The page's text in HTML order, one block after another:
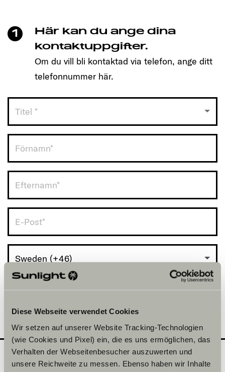
Diese Webseite verwendet Cookies
Wir setzen auf unserer Website Tracking-Technologien
(wie Cookies und Pixel) ein, die es uns ermöglichen, das
Verhalten der Webseitenbesucher auszuwerten und
unsere Reichweite zu messen. Ebenso haben wir Inhalte
Så enkelt är det:
1. Ange data
2. Välj återförsäljare & skicka
dig!
1
Här kan du ange dina
kontaktuppgifter.
Om du vill bli kontaktad via telefon, ange ditt
telefonnummer här.
Titel *
Sweden (+46)